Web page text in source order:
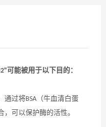
" 可能被用于以下目的：
通过将BSA （牛血清白蛋
可以保护酶的活性。